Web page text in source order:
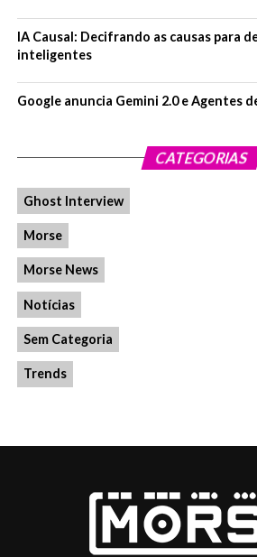
IA Causal: Decifrando as causas para
inteligentes
Google anuncia Gemini 2.0 e Agentes
CATEGORIAS
Ghost Interview
Morse
Morse News
Notícias
Sem Categoria
Trends